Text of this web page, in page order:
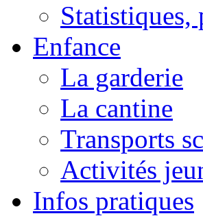
Enfance
La garderie
La cantine
Transports
Activités
Infos pratiques